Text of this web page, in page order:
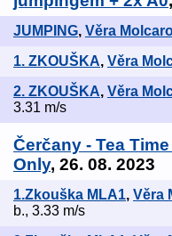
JUMPING, Věra
1. ZKOUŠKA, Věra
2. ZKOUŠKA, Věra
3.31 m/s
Čerčany - Tea
Only, 26. 08. 2023
1.Zkouška MLA1, Věra
b., 3.33 m/s